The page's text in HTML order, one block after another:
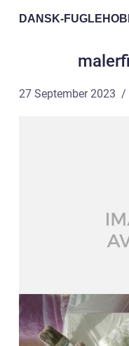
DANSK-
27 September 2023